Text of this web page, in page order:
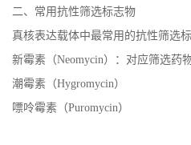
二、常用抗性筛选标志物
真核表达载体中最常用的抗性筛选标
新霉素（Neomycin）：对应筛选药
潮霉素（Hygromycin）
嘌呤霉素（Puromycin）